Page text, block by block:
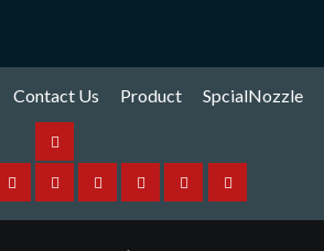
Contact Us Product SpcialNozzle
Contact
Product
SpareYamaha
I
HitachiSpcialNozzle